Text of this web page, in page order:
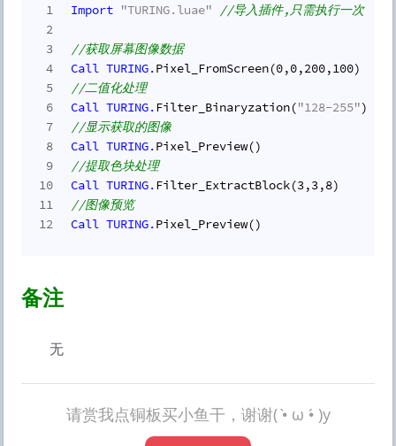
1
2
3
4
5
6
7
8
9
10
11
12
Import "TURING.luae" //导入插件,只需执行一次
//获取屏幕图像数据
Call TURING.Pixel_FromScreen(0,0,200,100)
//二值化处理
Call TURING.Filter_Binaryzation("128-255")
//显示获取的图像
Call TURING.Pixel_Preview()
//提取色块处理
Call TURING.Filter_ExtractBlock(3,3,8)
//图像预览
Call TURING.Pixel_Preview()
备注
无
请赏我点铜板买小鱼干，谢谢( •̀ ω •́ )y